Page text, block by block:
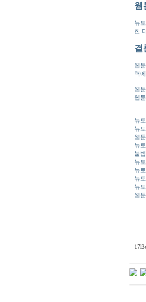
웹
뉴
한
결
웹
력
웹
웹
뉴
뉴
웹
뉴
불
뉴
뉴
뉴
뉴토
웹